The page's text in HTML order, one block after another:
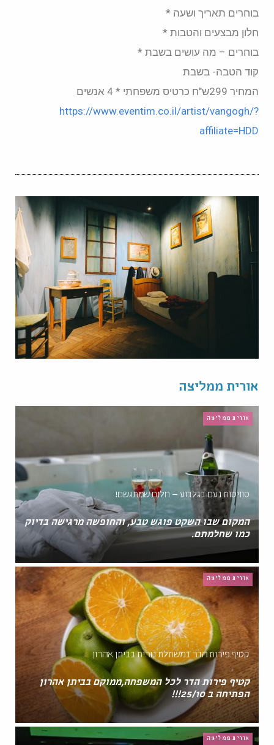
בוחרים תאריך ושעה *
חלון מבצעים והטבות *
בוחרים – מה עושים בשבת *
קוד הטבה- בשבת
המחיר 299ש"ח כרטיס משפחתי * 4 אנשים
https://www.eventim.co.il/artist/vangogh/?
affiliate=HDD
אורית ממליצה
אורית ממליצה
סוויטות נעם בגלבוע – חלום שמתגשם!
המקום שבו השקט פוגש טבע, והחופשה מרגישה בדיוק
כמו שחלמתם.
אורית ממליצה
קטיף פירות הדר במשתלת נורית בביתן אהרון
קטיף פירות הדר לכל המשפחה,ממוקם בביתן אהרון
הפתיחה ב 25/10!!!
אורית ממליצה